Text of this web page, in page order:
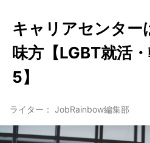
キャリアセンター
味方【LGBT就活
5】
ライター： JobRainbow編集部